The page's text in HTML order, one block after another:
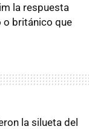
la respuesta
o británico que
la silueta del